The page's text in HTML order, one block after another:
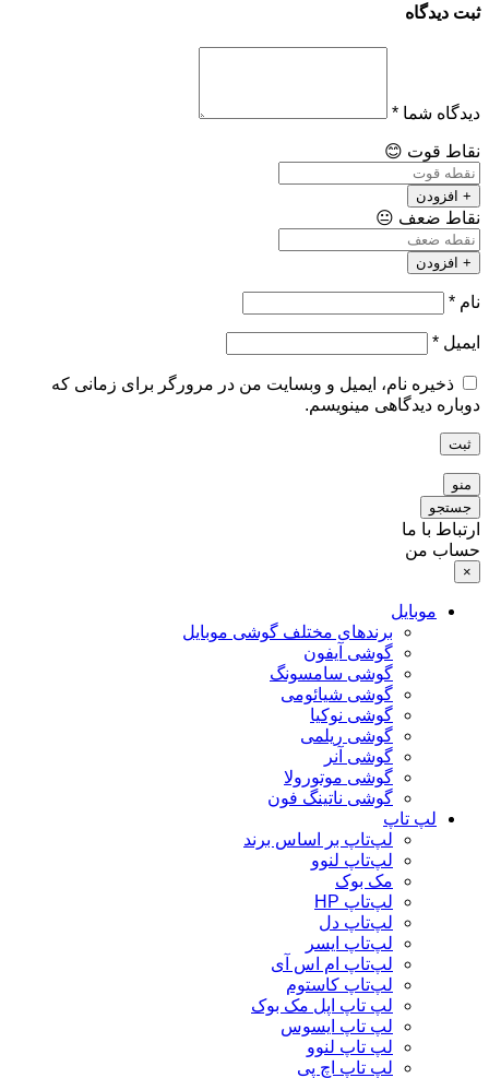
ثبت دیدگاه
دیدگاه شما *
نقاط قوت 😊
+ افزودن
نقاط ضعف 😐
+ افزودن
نام *
ایمیل *
ذخیره نام، ایمیل و وبسایت من در مرورگر برای زمانی که
دوباره دیدگاهی مینویسم.
ثبت
منو
جستجو
ارتباط با ما
حساب من
×
موبایل
برندهای مختلف گوشی موبایل
گوشی آیفون
گوشی سامسونگ
گوشی شیائومی
گوشی نوکیا
گوشی ریلمی
گوشی آنر
گوشی موتورولا
گوشی ناتینگ فون
لپ تاپ
لپ‌تاپ بر اساس برند
لپ‌تاپ لنوو
مک بوک
لپ‌تاپ HP
لپ‌تاپ دل
لپ‌تاپ ایسر
لپ‌تاپ ام اس آی
لپ‌تاپ کاستوم
لپ تاپ اپل مک بوک
لپ تاپ ایسوس
لپ تاپ لنوو
لپ تاپ اچ پی